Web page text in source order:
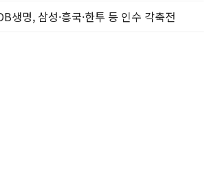
생명, 삼성·흥국·한투 등 인수 각축전